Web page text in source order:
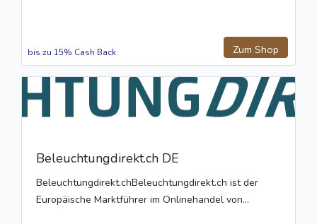
Zum Shop
bis zu 15% Cash Back
Beleuchtungdirekt.ch DE
Beleuchtungdirekt.chBeleuchtungdirekt.ch ist der
Europäische Marktführer im Onlinehandel von...